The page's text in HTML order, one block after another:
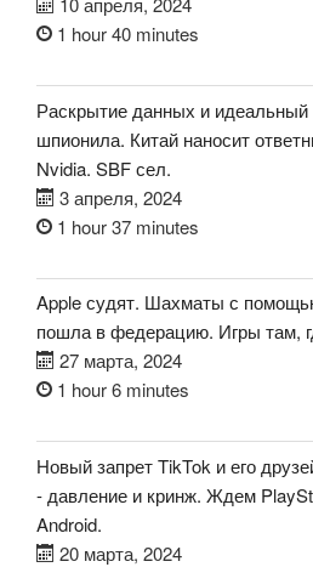
1 hour 40 minutes
Раскрытие данных и идеальный
шпионила. Китай наносит
Nvidia. SBF сел.
3 апреля, 2024
1 hour 37 minutes
Apple судят. Шахматы с
пошла в федерацию. Игры там,
27 марта, 2024
1 hour 6 minutes
Новый запрет TikTok и его
- давление и кринж. Ждем
Android.
20 марта, 2024